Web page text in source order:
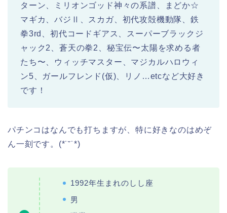
ターン、ミリオンゴッド神々の系譜、まどか☆
マギカ、バジⅡ、スカガ、初代攻殻機動隊、鉄
拳3rd、初代コードギアス、スーパーブラックジ
ャック2、蒼天の拳2、秘宝伝〜太陽を求める者
たち〜、ウィッチマスター、マジカルハロウィ
ン5、ガールフレンド(仮)、リノ…etcなど大好き
です！
パチンコはなんでも打ちますが、特に好きなのはめぞ
ん一刻です。(*˙˘˙*)
1992年生まれのしし座
男